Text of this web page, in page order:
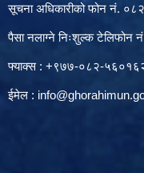
सूचना अधिकारीको फोन नं.
पैसा नलाग्ने निःशुल्क
फ्याक्स : +९७७-०८२-
ईमेल :